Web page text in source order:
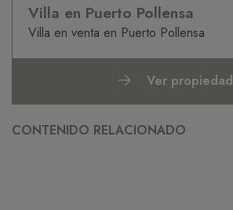
Villa en Puerto Pollensa
Villa en venta en Puerto Pollensa
Ver propiedad
CONTENIDO RELACIONADO